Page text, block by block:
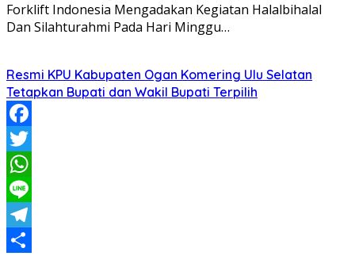
Forklift Indonesia Mengadakan Kegiatan Halalbihalal
Dan Silahturahmi Pada Hari Minggu…
Resmi KPU Kabupaten Ogan Komering Ulu Selatan
Tetapkan Bupati dan Wakil Bupati Terpilih
Facebook
Twitter
WhatsApp
Line
Telegram